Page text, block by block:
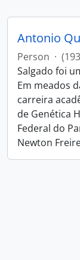
Antonio
Person ·
Salgado foi
Em meados
carreira
de Genética
Federal do
Newton